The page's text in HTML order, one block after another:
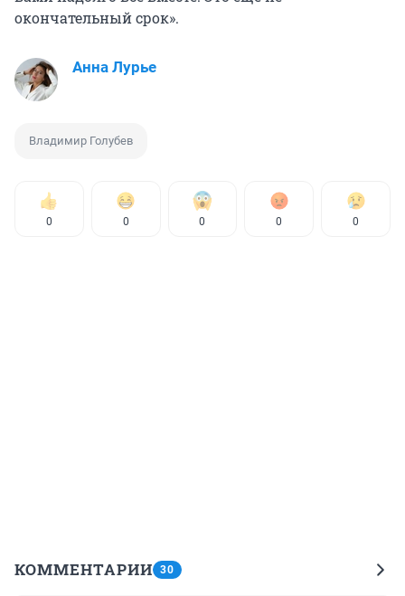
окончательный срок».
Анна Лурье
Владимир Голубев
0 0 0 0 0
КОММЕНТАРИИ 30